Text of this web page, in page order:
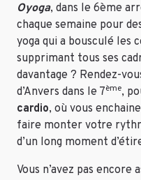
Oyoga, dans le 6ème
chaque semaine pour
yoga qui a bousculé les
supprimant tous ses
davantage ? Rendez-
d’Anvers dans le 7ème,
cardio, où vous
faire monter votre
d’un long moment
Vous n’avez pas encore